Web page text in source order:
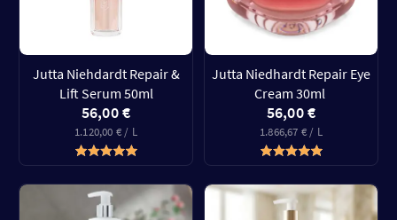
Jutta Niehdardt Repair &
Lift Serum 50ml
56,00 €
1.120,00 € / L
Jutta Niedhardt Repair Eye
Cream 30ml
56,00 €
1.866,67 € / L